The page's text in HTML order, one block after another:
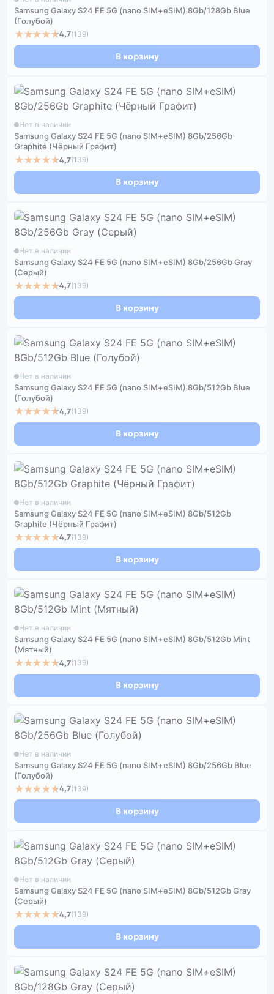
Samsung Galaxy S24 FE 5G (nano SIM+eSIM) 8Gb/128Gb Blue
(Голубой)
★★★★★4,7(139)
В корзину
Нет в наличии
Samsung Galaxy S24 FE 5G (nano SIM+eSIM) 8Gb/256Gb
Graphite (Чёрный Графит)
★★★★★4,7(139)
В корзину
Нет в наличии
Samsung Galaxy S24 FE 5G (nano SIM+eSIM) 8Gb/256Gb Gray
(Серый)
★★★★★4,7(139)
В корзину
Нет в наличии
Samsung Galaxy S24 FE 5G (nano SIM+eSIM) 8Gb/512Gb Blue
(Голубой)
★★★★★4,7(139)
В корзину
Нет в наличии
Samsung Galaxy S24 FE 5G (nano SIM+eSIM) 8Gb/512Gb
Graphite (Чёрный Графит)
★★★★★4,7(139)
В корзину
Нет в наличии
Samsung Galaxy S24 FE 5G (nano SIM+eSIM) 8Gb/512Gb Mint
(Мятный)
★★★★★4,7(139)
В корзину
Нет в наличии
Samsung Galaxy S24 FE 5G (nano SIM+eSIM) 8Gb/256Gb Blue
(Голубой)
★★★★★4,7(139)
В корзину
Нет в наличии
Samsung Galaxy S24 FE 5G (nano SIM+eSIM) 8Gb/512Gb Gray
(Серый)
★★★★★4,7(139)
В корзину